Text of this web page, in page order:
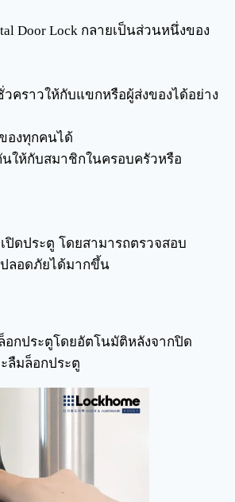
Door Lock กลายเป็นส่วนหนึ่งของ
คราวให้กับแขกหรือผู้ส่งของได้อย่าง
องทุกคนได้
ให้กับสมาชิกในครอบครัวหรือ
ปิดประตู โดยสามารถตรวจสอบ
ลอดภัยได้มากขึ้น
อกประตูโดยอัตโนมัติหลังจากปิด
ลืมล็อกประตู